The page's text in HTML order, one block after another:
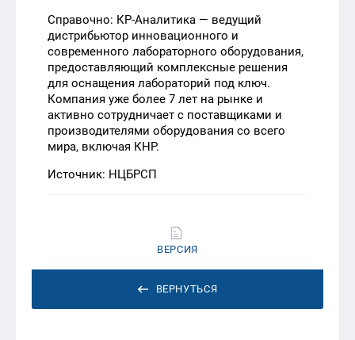
Справочно: КР-Аналитика — ведущий
дистрибьютор инновационного и
современного лабораторного оборудования,
предоставляющий комплексные решения
для оснащения лабораторий под ключ.
Компания уже более 7 лет на рынке и
активно сотрудничает с поставщиками и
производителями оборудования со всего
мира, включая КНР.
Источник: НЦБРСП
ВЕРНУТЬСЯ
ВЕРСИЯ